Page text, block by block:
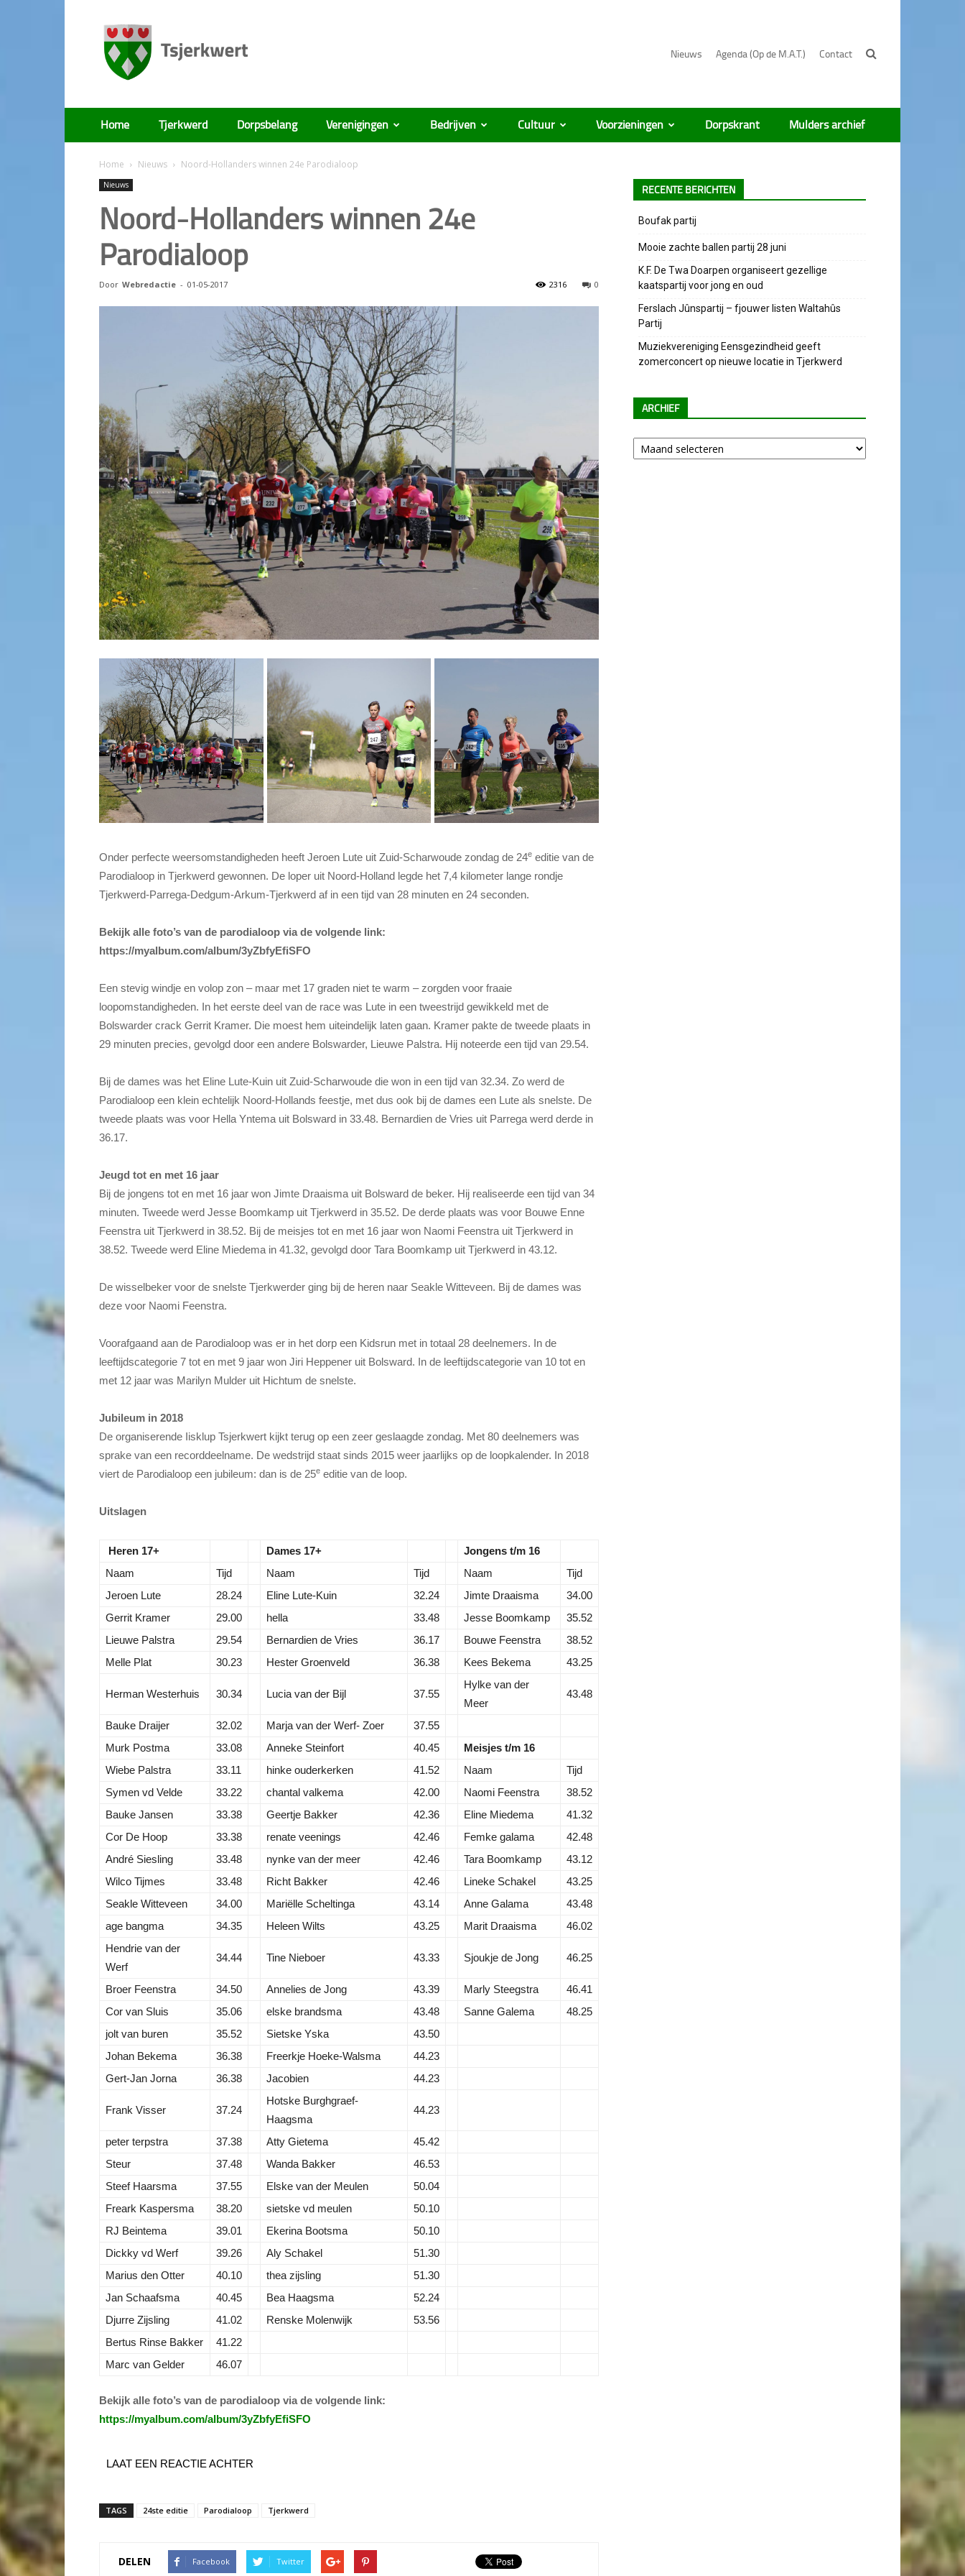
Nieuws Agenda (Op de M.A.T.) Contact
Tsjerkwert
Home Tjerkwerd Dorpsbelang Verenigingen Bedrijven Cultuur Voorzieningen Dorpskrant Mulders archief
Home Nieuws Noord-Hollanders winnen 24e Parodialoop
Nieuws
Noord-Hollanders winnen 24e
Parodialoop
Door Webredactie - 01-05-2017 0
2316
Onder perfecte weersomstandigheden heeft Jeroen Lute uit Zuid-Scharwoude zondag de 24e editie van de
Parodialoop in Tjerkwerd gewonnen. De loper uit Noord-Holland legde het 7,4 kilometer lange rondje
Tjerkwerd-Parrega-Dedgum-Arkum-Tjerkwerd af in een tijd van 28 minuten en 24 seconden.
Bekijk alle foto’s van de parodialoop via de volgende link:
https://myalbum.com/album/3yZbfyEfiSFO
Een stevig windje en volop zon – maar met 17 graden niet te warm – zorgden voor fraaie
loopomstandigheden. In het eerste deel van de race was Lute in een tweestrijd gewikkeld met de
Bolswarder crack Gerrit Kramer. Die moest hem uiteindelijk laten gaan. Kramer pakte de tweede plaats in
29 minuten precies, gevolgd door een andere Bolswarder, Lieuwe Palstra. Hij noteerde een tijd van 29.54.
Bij de dames was het Eline Lute-Kuin uit Zuid-Scharwoude die won in een tijd van 32.34. Zo werd de
Parodialoop een klein echtelijk Noord-Hollands feestje, met dus ook bij de dames een Lute als snelste. De
tweede plaats was voor Hella Yntema uit Bolsward in 33.48. Bernardien de Vries uit Parrega werd derde in
36.17.
Jeugd tot en met 16 jaar
Bij de jongens tot en met 16 jaar won Jimte Draaisma uit Bolsward de beker. Hij realiseerde een tijd van 34
minuten. Tweede werd Jesse Boomkamp uit Tjerkwerd in 35.52. De derde plaats was voor Bouwe Enne
Feenstra uit Tjerkwerd in 38.52. Bij de meisjes tot en met 16 jaar won Naomi Feenstra uit Tjerkwerd in
38.52. Tweede werd Eline Miedema in 41.32, gevolgd door Tara Boomkamp uit Tjerkwerd in 43.12.
De wisselbeker voor de snelste Tjerkwerder ging bij de heren naar Seakle Witteveen. Bij de dames was
deze voor Naomi Feenstra.
Voorafgaand aan de Parodialoop was er in het dorp een Kidsrun met in totaal 28 deelnemers. In de
leeftijdscategorie 7 tot en met 9 jaar won Jiri Heppener uit Bolsward. In de leeftijdscategorie van 10 tot en
met 12 jaar was Marilyn Mulder uit Hichtum de snelste.
Jubileum in 2018
De organiserende Iisklup Tsjerkwert kijkt terug op een zeer geslaagde zondag. Met 80 deelnemers was
sprake van een recorddeelname. De wedstrijd staat sinds 2015 weer jaarlijks op de loopkalender. In 2018
viert de Parodialoop een jubileum: dan is de 25e editie van de loop.
Uitslagen
Heren 17+ Dames 17+
Jongens t/m 16
Naam
Tijd Naam Tijd Naam
Tijd
Jeroen Lute
28.24 Eline Lute-Kuin 32.24 Jimte Draaisma
34.00
Gerrit Kramer
29.00 hella 33.48 Jesse Boomkamp
35.52
Lieuwe Palstra
29.54 Bernardien de Vries 36.17 Bouwe Feenstra
38.52
Melle Plat
30.23 Hester Groenveld 36.38 Kees Bekema 43.25
Herman Westerhuis 30.34 Lucia van der Bijl 37.55
Hylke van der
Meer
43.48
Bauke Draijer 32.02 Marja van der Werf- Zoer
37.55
Murk Postma
33.08 Anneke Steinfort 40.45
Meisjes t/m 16
Wiebe Palstra
33.11 hinke ouderkerken 41.52 Naam
Tijd
Symen vd Velde
33.22 chantal valkema 42.00 Naomi Feenstra
38.52
Bauke Jansen
33.38 Geertje Bakker 42.36 Eline Miedema
41.32
Cor De Hoop
33.38 renate veenings 42.46 Femke galama
42.48
André Siesling
33.48 nynke van der meer 42.46 Tara Boomkamp
43.12
Wilco Tijmes
33.48 Richt Bakker 42.46 Lineke Schakel
43.25
Seakle Witteveen
34.00 Mariëlle Scheltinga 43.14 Anne Galama
43.48
age bangma
34.35 Heleen Wilts 43.25 Marit Draaisma
46.02
Hendrie van der
Werf
34.44 Tine Nieboer 43.33 Sjoukje de Jong 46.25
Broer Feenstra 34.50 Annelies de Jong 43.39 Marly Steegstra
46.41
Cor van Sluis
35.06 elske brandsma 43.48 Sanne Galema
48.25
jolt van buren
35.52 Sietske Yska
43.50
Johan Bekema
36.38 Freerkje Hoeke-Walsma
44.23
Gert-Jan Jorna
36.38 Jacobien 44.23
Frank Visser 37.24
Hotske Burghgraef-
Haagsma
44.23
peter terpstra 37.38 Atty Gietema
45.42
Steur
37.48 Wanda Bakker
46.53
Steef Haarsma
37.55 Elske van der Meulen
50.04
Freark Kaspersma
38.20 sietske vd meulen
50.10
RJ Beintema
39.01 Ekerina Bootsma
50.10
Dickky vd Werf
39.26 Aly Schakel
51.30
Marius den Otter
40.10 thea zijsling
51.30
Jan Schaafsma
40.45 Bea Haagsma
52.24
Djurre Zijsling
41.02 Renske Molenwijk
53.56
Bertus Rinse Bakker
41.22
Marc van Gelder
46.07
Bekijk alle foto’s van de parodialoop via de volgende link:
https://myalbum.com/album/3yZbfyEfiSFO
LAAT EEN REACTIE ACHTER
TAGS 24ste editie Parodialoop Tjerkwerd
DELEN Facebook Twitter
RECENTE BERICHTEN
Boufak partij
Mooie zachte ballen partij 28 juni
K.F. De Twa Doarpen organiseert gezellige
kaatspartij voor jong en oud
Ferslach Jûnspartij – fjouwer listen Waltahûs
Partij
Muziekvereniging Eensgezindheid geeft
zomerconcert op nieuwe locatie in Tjerkwerd
ARCHIEF
Archief